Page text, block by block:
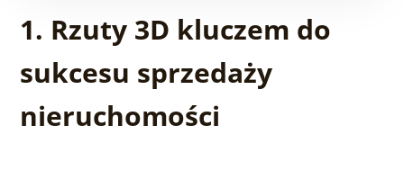
1. Rzuty 3D kluczem do
sukcesu sprzedaży
nieruchomości